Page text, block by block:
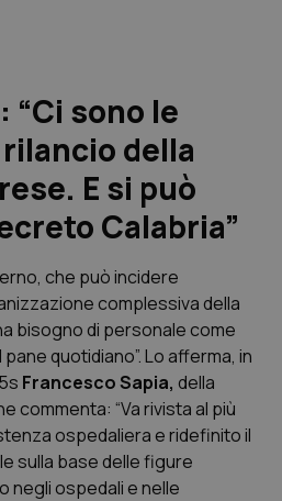
“Ci sono le
della
E si può
Calabria”
che può incidere
complessiva della
bisogno di personale come
quotidiano”. Lo afferma, in
Francesco Sapia, della
commenta: “Va rivista al più
ospedaliera e ridefinito il
sulla base delle figure
negli ospedali e nelle